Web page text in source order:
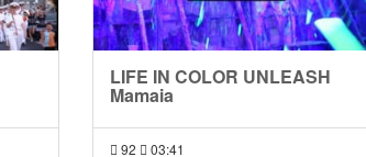
LIFE IN COLOR UNLEASH
Mamaia
92 03:41